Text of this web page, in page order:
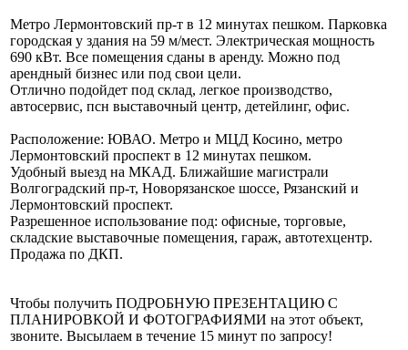
Метро Лермонтовский пр-т в 12 минутах пешком. Парковка
городская у здания на 59 м/мест. Электрическая мощность
690 кВт. Все помещения сданы в аренду. Можно под
арендный бизнес или под свои цели.
Отлично подойдет под склад, легкое производство,
автосервис, псн выставочный центр, детейлинг, офис.
Расположение: ЮВАО. Метро и МЦД Косино, метро
Лермонтовский проспект в 12 минутах пешком.
Удобный выезд на МКАД. Ближайшие магистрали
Волгоградский пр-т, Новорязанское шоссе, Рязанский и
Лермонтовский проспект.
Разрешенное использование под: офисные, торговые,
складские выставочные помещения, гараж, автотехцентр.
Продажа по ДКП.
Чтобы получить ПОДРОБНУЮ ПРЕЗЕНТАЦИЮ С
ПЛАНИРОВКОЙ И ФОТОГРАФИЯМИ на этот объект,
звоните. Высылаем в течение 15 минут по запросу!